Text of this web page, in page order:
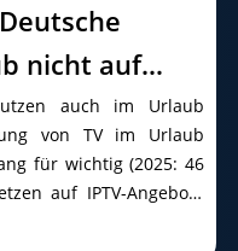
nicht auf
– WM steigert
auch im Urlaub
von TV im Urlaub
für wichtig (2025: 46
auf IPTV-Angebote